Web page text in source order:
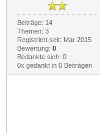
Beiträge: 14
Themen: 3
Registriert seit: Mar 2015
Bewertung: 0
Bedankte sich: 0
0x gedankt in 0 Beiträgen